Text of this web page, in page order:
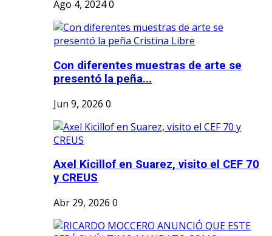
Ago 4, 20240
Con diferentes muestras de arte se
presentó la peña...
Jun 9, 2026 0
Axel Kicillof en Suarez, visito el CEF 70
y CREUS
Abr 29, 2026 0